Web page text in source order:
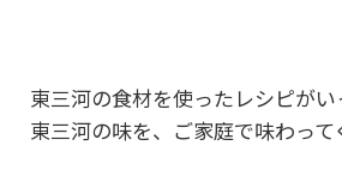
東三河の食材を使ったレシピがい
東三河の味を、ご家庭で味わって